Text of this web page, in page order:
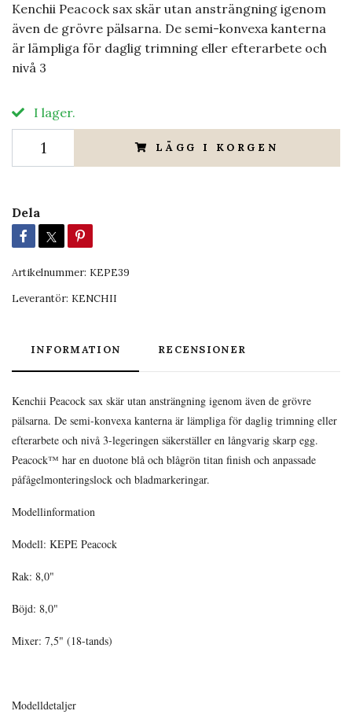
Kenchii Peacock sax skär utan ansträngning igenom
även de grövre pälsarna. De semi-konvexa kanterna
är lämpliga för daglig trimning eller efterarbete och
nivå 3
I lager.
LÄGG I KORGEN
Dela
Artikelnummer: KEPE39
Leverantör: KENCHII
INFORMATION RECENSIONER
Kenchii Peacock sax skär utan ansträngning igenom även de grövre
pälsarna. De semi-konvexa kanterna är lämpliga för daglig trimning eller
efterarbete och nivå 3-legeringen säkerställer en långvarig skarp egg.
Peacock™ har en duotone blå och blågrön titan finish och anpassade
påfågelmonteringslock och bladmarkeringar.
Modellinformation
Modell: KEPE Peacock
Rak: 8,0"
Böjd: 8,0"
Mixer: 7,5" (18-tands)
Modelldetaljer